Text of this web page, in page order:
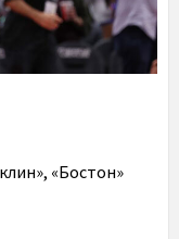
«Бостон»